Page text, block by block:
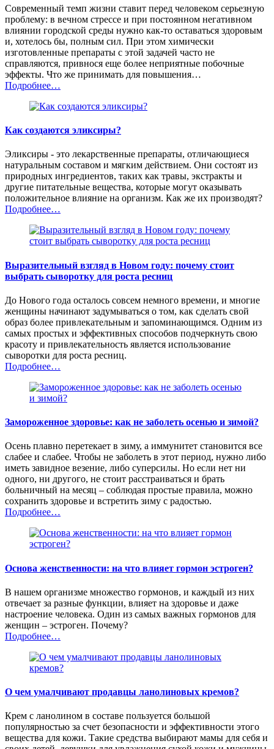
Современный темп жизни ставит перед человеком серьезную
проблему: в вечном стрессе и при постоянном негативном
влиянии городской среды нужно как-то оставаться здоровым
и, хотелось бы, полным сил. При этом химически
изготовленные препараты с этой задачей часто не
справляются, привнося еще более неприятные побочные
эффекты. Что же принимать для повышения…
Подробнее…
Как создаются эликсиры?
Эликсиры - это лекарственные препараты, отличающиеся
натуральным составом и мягким действием. Они состоят из
природных ингредиентов, таких как травы, экстракты и
другие питательные вещества, которые могут оказывать
положительное влияние на организм. Как же их производят?
Подробнее…
Выразительный взгляд в Новом году: почему стоит
выбрать сыворотку для роста ресниц
До Нового года осталось совсем немного времени, и многие
женщины начинают задумываться о том, как сделать свой
образ более привлекательным и запоминающимся. Одним из
самых простых и эффективных способов подчеркнуть свою
красоту и привлекательность является использование
сыворотки для роста ресниц.
Подробнее…
Замороженное здоровье: как не заболеть осенью и зимой?
Осень плавно перетекает в зиму, а иммунитет становится все
слабее и слабее. Чтобы не заболеть в этот период, нужно либо
иметь завидное везение, либо суперсилы. Но если нет ни
одного, ни другого, не стоит расстраиваться и брать
больничный на месяц – соблюдая простые правила, можно
сохранить здоровье и встретить зиму с радостью.
Подробнее…
Основа женственности: на что влияет гормон эстроген?
В нашем организме множество гормонов, и каждый из них
отвечает за разные функции, влияет на здоровье и даже
настроение человека. Один из самых важных гормонов для
женщин – эстроген. Почему?
Подробнее…
О чем умалчивают продавцы ланолиновых кремов?
Крем с ланолином в составе пользуется большой
популярностью за счет безопасности и эффективности этого
вещества для кожи. Такие средства выбирают мамы для себя и